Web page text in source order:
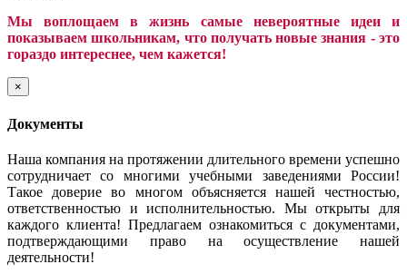
Мы воплощаем в жизнь самые невероятные идеи и
показываем школьникам, что получать новые знания - это
гораздо интереснее, чем кажется!
×
Документы
Наша компания на протяжении длительного времени успешно
сотрудничает со многими учебными заведениями России!
Такое доверие во многом объясняется нашей честностью,
ответственностью и исполнительностью. Мы открыты для
каждого клиента! Предлагаем ознакомиться с документами,
подтверждающими право на осуществление нашей
деятельности!